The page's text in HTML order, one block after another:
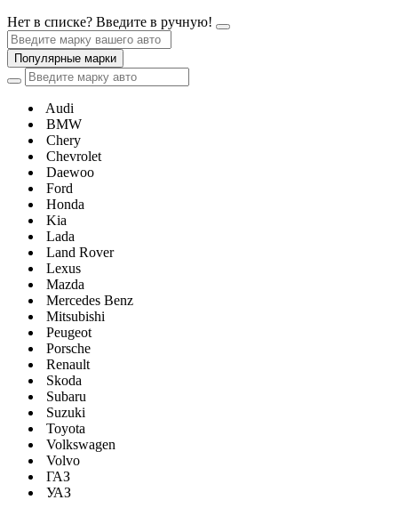
Нет в списке? Введите в ручную!
Популярные марки
Audi
BMW
Chery
Chevrolet
Daewoo
Ford
Honda
Kia
Lada
Land Rover
Lexus
Mazda
Mercedes Benz
Mitsubishi
Peugeot
Porsche
Renault
Skoda
Subaru
Suzuki
Toyota
Volkswagen
Volvo
ГАЗ
УАЗ